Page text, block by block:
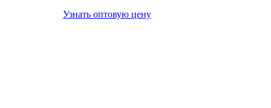
Узнать оптовую цену